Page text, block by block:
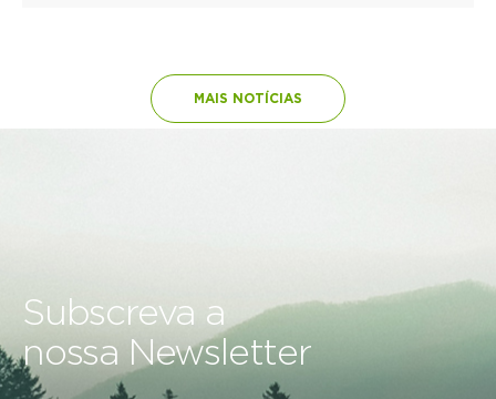
MAIS NOTÍCIAS
Subscreva a
nossa Newsletter